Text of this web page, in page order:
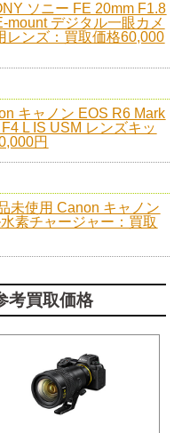
ソニー FE 20mm F1.8
mount デジタル一眼カメ
レンズ：買取価格60,000
キャノン EOS R6 Mark
F4 L IS USM レンズキッ
円
未使用 Canon キャノン
素チャージャー：買取
考買取価格